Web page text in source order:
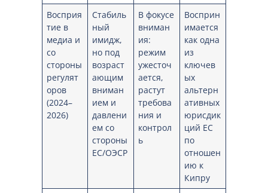
Восприя
тие в
медиа и
со
стороны
регулят
оров
(2024–
2026)
Стабиль
ный
имидж,
но под
возраст
ающим
вниман
ием и
давлени
ем со
стороны
ЕС/ОЭСР
В фокусе
вниман
ия:
режим
ужесточ
ается,
растут
требова
ния и
контрол
ь
Восприн
имается
как одна
из
ключев
ых
альтерн
ативных
юрисдик
ций ЕС
по
отношен
ию к
Кипру